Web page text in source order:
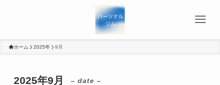
ホーム 2025年 9月
2025年9月 – date –